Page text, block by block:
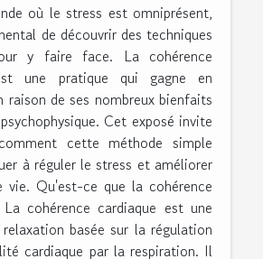
où le stress est omniprésent,
de découvrir des techniques
y faire face. La cohérence
une pratique qui gagne en
raison de ses nombreux bienfaits
Cet exposé invite
cette méthode simple
à réguler le stress et améliorer
vie. Qu'est-ce que la cohérence
cohérence cardiaque est une
basée sur la régulation
cardiaque par la respiration. Il